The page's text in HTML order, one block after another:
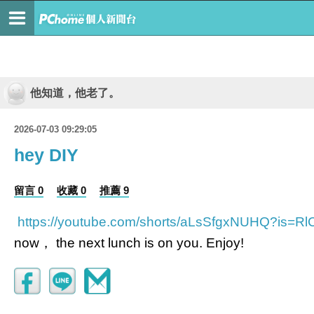
他知道，他老了。
2026-07-03 09:29:05
hey DIY
留言 0 收藏 0 推薦 9
https://youtube.com/shorts/
now， the next lunch is on you. Enjoy!